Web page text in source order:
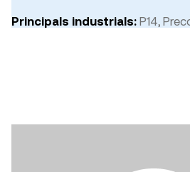
Principals industrials: P14,